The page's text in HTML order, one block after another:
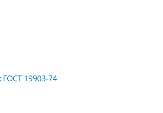
ГОСТ 19903-74